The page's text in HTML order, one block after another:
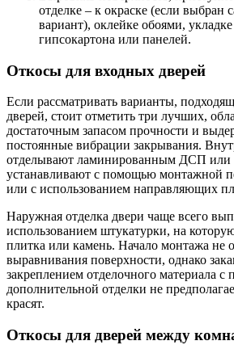
отделке – к окраске (если выбран
вариант), оклейке обоями,
гипсокартона или панелей.
Откосы для входных дверей
Если рассматривать варианты,
дверей, стоит отметить три лучших,
достаточным запасом прочности и
постоянные вибрации закрывания.
отделывают ламинированным ДСП
устанавливают с помощью монтажной
или с использованием направляющих
Наружная отделка двери чаще всего
использованием штукатурки, на
плитка или камень. Начало монтажа не
выравнивания поверхности, однако
закреплением отделочного материала
дополнительной отделки не
красят.
Откосы для дверей между